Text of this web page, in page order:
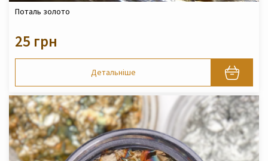
Поталь золото
25 грн
Детальніше